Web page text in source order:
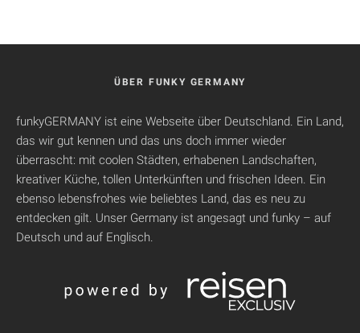
ÜBER FUNKY GERMANY
funkyGERMANY ist eine Webseite über Deutschland. Ein Land,
das wir gut kennen und das uns doch immer wieder
überrascht: mit coolen Städten, erhabenen Landschaften,
kreativer Küche, tollen Unterkünften und frischen Ideen. Ein
ebenso lebensfrohes wie beliebtes Land, das es neu zu
entdecken gilt. Unser Germany ist angesagt und funky – auf
Deutsch und auf Englisch.